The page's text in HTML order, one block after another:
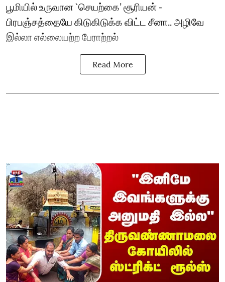
பூமியில் உருவான `செயற்கை’ சூரியன் -
பிரபஞ்சத்தையே கிடுகிடுக்க விட்ட சீனா.. அழிவே
இல்லா எல்லையற்ற பேராற்றல்
Read More